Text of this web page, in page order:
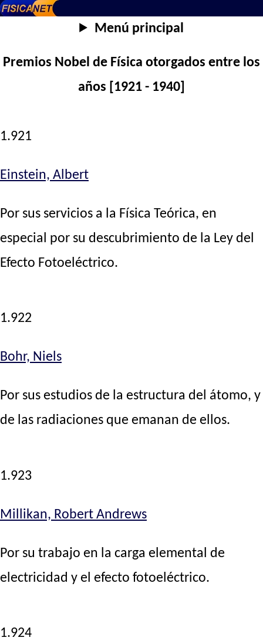
Menú principal
Premios Nobel de Física otorgados entre los
años [1921 - 1940]
1.921
Einstein, Albert
Por sus servicios a la Física Teórica, en
especial por su descubrimiento de la Ley del
Efecto Fotoeléctrico.
1.922
Bohr, Niels
Por sus estudios de la estructura del átomo, y
de las radiaciones que emanan de ellos.
1.923
Millikan, Robert Andrews
Por su trabajo en la carga elemental de
electricidad y el efecto fotoeléctrico.
1.924